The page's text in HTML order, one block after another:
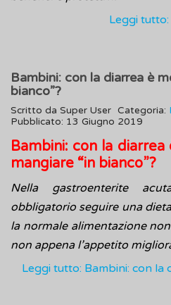
Leggi
Bambini: con la diarrea è
bianco”?
Scritto da Super User Categoria:
Pubblicato: 13 Giugno 2019
Bambini: con la diarrea
mangiare “in bianco”?
Nella gastroenterite
obbligatorio seguire una
la normale alimentazione
non appena l’appetito
Leggi tutto: Bambini: con la